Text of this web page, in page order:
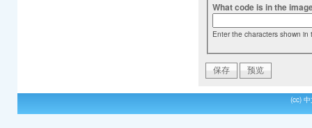
What code is in the
Enter the characters shown in
(cc)中